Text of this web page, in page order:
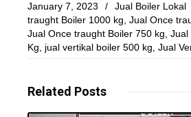
January 7, 2023 / Jual Boiler Lokal
traught Boiler 1000 kg Jual Once
Jual Once traught Boiler 750 kg Jual
Kg
jual vertikal boiler 500 kg Jual
Related Posts